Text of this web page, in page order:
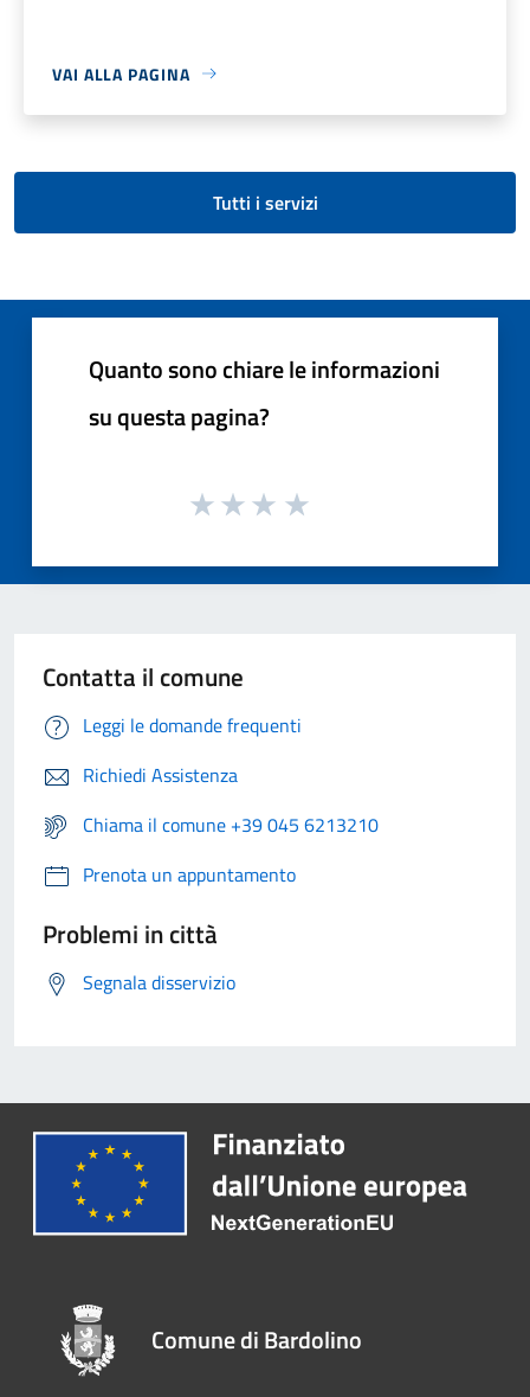
VAI ALLA PAGINA
Tutti i servizi
Quanto sono chiare le informazioni
su questa pagina?
Contatta il comune
Leggi le domande frequenti
Richiedi Assistenza
Chiama il comune +39 045 6213210
Prenota un appuntamento
Problemi in città
Segnala disservizio
Comune di Bardolino